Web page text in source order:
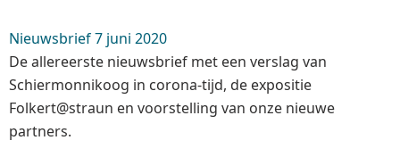
Nieuwsbrief 7 juni 2020
De allereerste nieuwsbrief met een verslag van
Schiermonnikoog in corona-tijd, de expositie
Folkert@straun en voorstelling van onze nieuwe
partners.